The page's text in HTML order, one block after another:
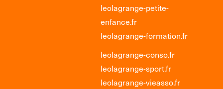
leolagrange-petite-
enfance.fr
leolagrange-formation.fr
leolagrange-conso.fr
leolagrange-sport.fr
leolagrange-vieasso.fr